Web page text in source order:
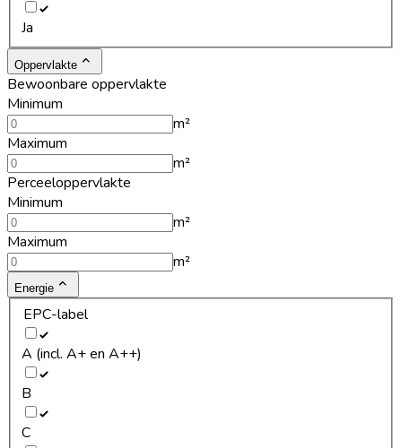
Ja
Oppervlakte
Bewoonbare oppervlakte
Minimum
m²
Maximum
m²
Perceeloppervlakte
Minimum
m²
Maximum
m²
Energie
EPC-label
A (incl. A+ en A++)
B
C